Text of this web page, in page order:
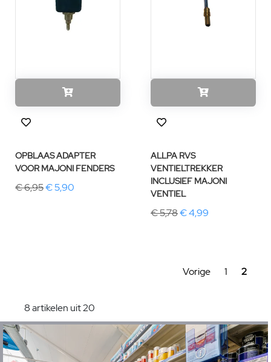
OPBLAAS ADAPTER
VOOR MAJONI FENDERS
€ 6,95€ 5,90
ALLPA RVS
VENTIELTREKKER
INCLUSIEF MAJONI
VENTIEL
€ 5,78€ 4,99
Vorige 1 2
8 artikelen uit 20